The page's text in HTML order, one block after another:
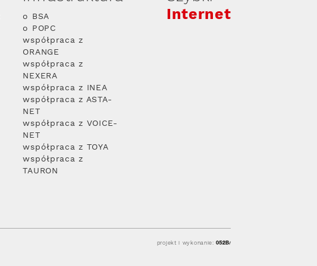
o BSA
o POPC
współpraca z
ORANGE
współpraca z
NEXERA
współpraca z INEA
współpraca z ASTA-
NET
współpraca z VOICE-
NET
współpraca z TOYA
współpraca z
TAURON
Internet
projekt i wykonanie: